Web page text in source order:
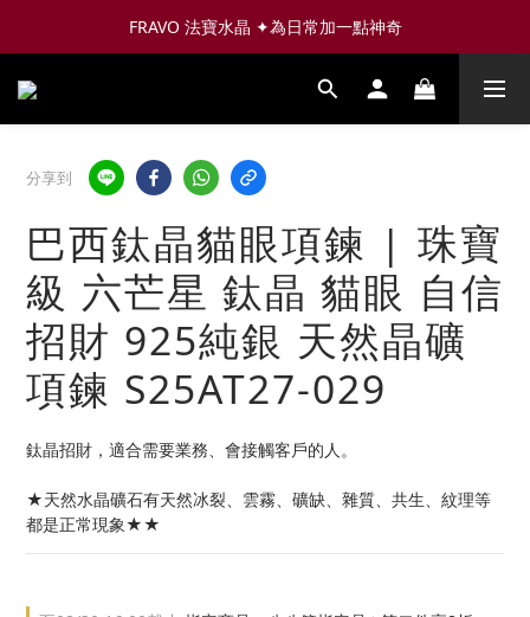
FRAVO 法寶水晶 ✦為日常加一點神奇
分享到
巴西鈦晶貓眼項鍊 | 珠寶
級 六芒星 鈦晶 貓眼 自信
招財 925純銀 天然晶礦
項鍊 S25AT27-029
鈦晶招財，適合需要業務、會接觸客戶的人。
★天然水晶礦石有天然冰裂、雲霧、礦缺、雜質、共生、紋理等
都是正常現象★★